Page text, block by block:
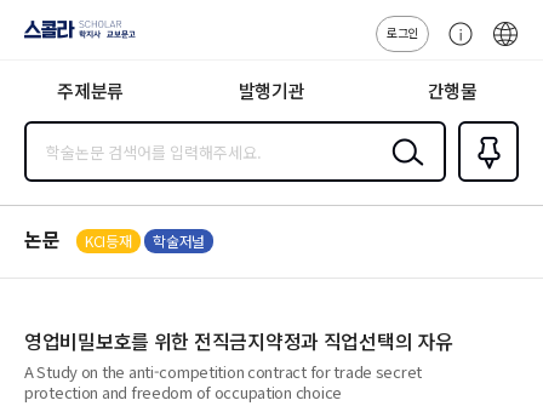
지사·교보문고
로그인
센
주제분류 발행기관 간행물
검색
즐겨찾
기0
논문 KCI등재 학술저널
영업비밀보호를 위한 전직금지약정과 직업선택의 자유
A Study on the anti-competition contract for trade secret
protection and freedom of occupation choice